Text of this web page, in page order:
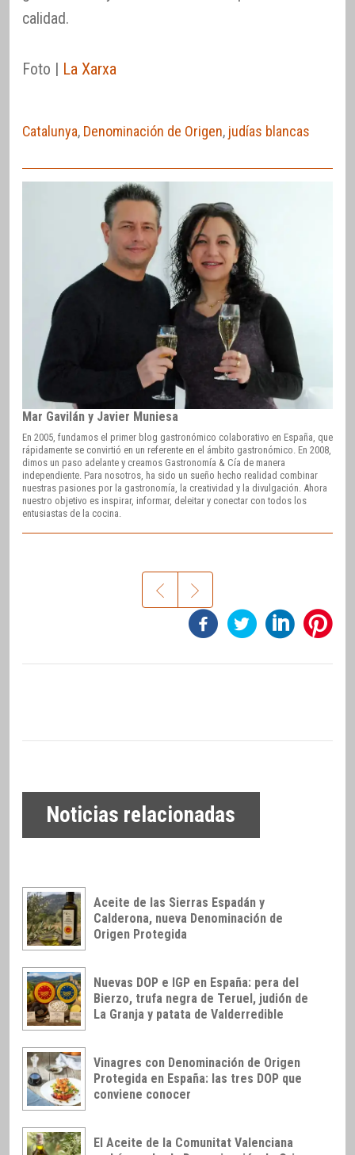
calidad.
Foto | La Xarxa
Catalunya, Denominación de Origen, judías blancas
Mar Gavilán y Javier Muniesa
En 2005, fundamos el primer blog gastronómico colaborativo en España, que
rápidamente se convirtió en un referente en el ámbito gastronómico. En 2008,
dimos un paso adelante y creamos Gastronomía & Cía de manera
independiente. Para nosotros, ha sido un sueño hecho realidad combinar
nuestras pasiones por la gastronomía, la creatividad y la divulgación. Ahora
nuestro objetivo es inspirar, informar, deleitar y conectar con todos los
entusiastas de la cocina.
Noticias relacionadas
Aceite de las Sierras Espadán y
Calderona, nueva Denominación de
Origen Protegida
Nuevas DOP e IGP en España: pera del
Bierzo, trufa negra de Teruel, judión de
La Granja y patata de Valderredible
Vinagres con Denominación de Origen
Protegida en España: las tres DOP que
conviene conocer
El Aceite de la Comunitat Valenciana